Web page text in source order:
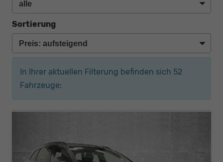
Sortierung
In Ihrer aktuellen Filterung befinden sich 52
Fahrzeuge: